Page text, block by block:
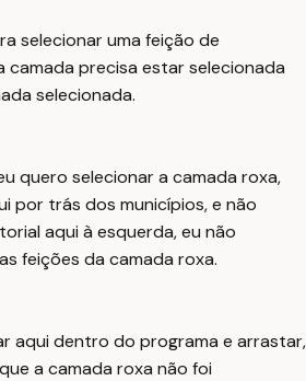
selecionar uma feição de
camada precisa estar selecionada
selecionada.
quero selecionar a camada roxa,
por trás dos municípios, e não
aqui à esquerda, eu não
feições da camada roxa.
aqui dentro do programa e arrastar,
a camada roxa não foi